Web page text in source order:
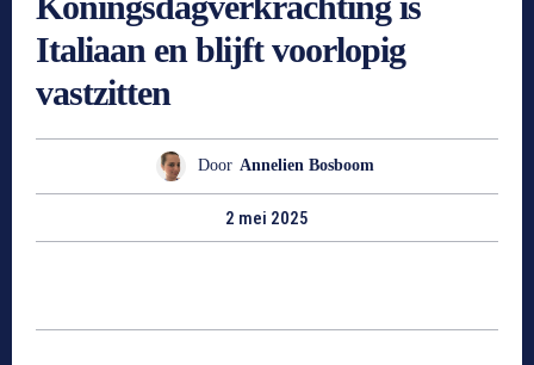
Italiaan en blijft voorlopig
vastzitten
Door Annelien Bosboom
2 mei 2025